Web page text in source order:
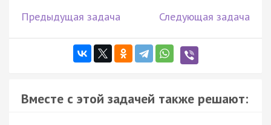
Предыдущая задача Следующая задача
Вместе с этой задачей также решают: